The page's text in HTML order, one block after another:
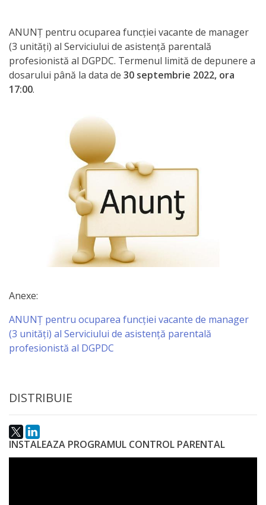
Managementul
instituției
Planuri
activitate
Parteneriate
Proiecte
Rapoarte
activitate
Transparență
Achiziții
publice
de
Planuri
ANUNȚ pentru ocuparea funcției vacante de manager
(3 unități) al Serviciului de asistență parentală
profesionistă al DGPDC. Termenul limită de depunere a
dosarului până la data de 30 septembrie 2022, ora
17:00.
Anexe:
ANUNȚ pentru ocuparea funcției vacante de manager
(3 unități) al Serviciului de asistență parentală
profesionistă al DGPDC
DISTRIBUIE
INSTALEAZA PROGRAMUL CONTROL PARENTAL